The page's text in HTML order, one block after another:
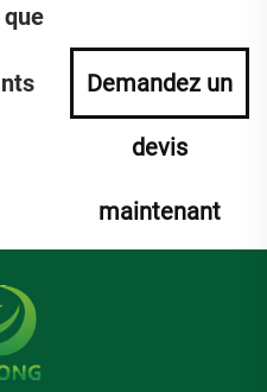
Demandez un
devis
maintenant